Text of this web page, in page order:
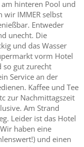
hinteren Pool und
wir IMMER selbst
Entweder
unecht. Die
und das Wasser
vorm Hotel
so gut zurecht
Service an der
Kaffee und Tee
zur Nachmittagszeit
Am Strand
Leider ist das Hotel
haben eine
und einen